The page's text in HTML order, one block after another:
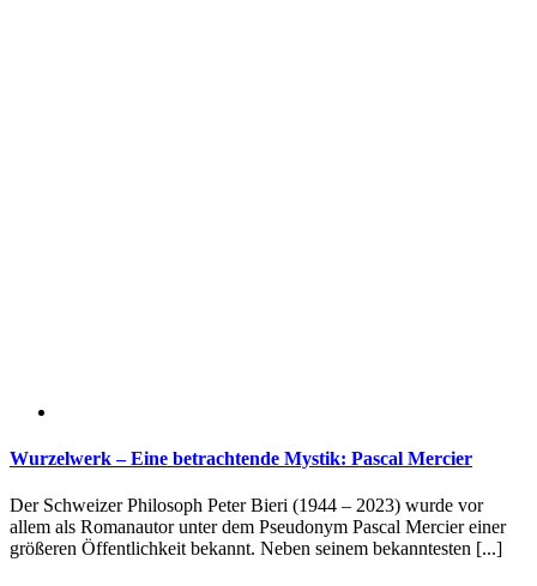
Wurzelwerk – Eine betrachtende Mystik: Pascal Mercier
Der Schweizer Philosoph Peter Bieri (1944 – 2023) wurde vor
allem als Romanautor unter dem Pseudonym Pascal Mercier einer
größeren Öffentlichkeit bekannt. Neben seinem bekanntesten [...]